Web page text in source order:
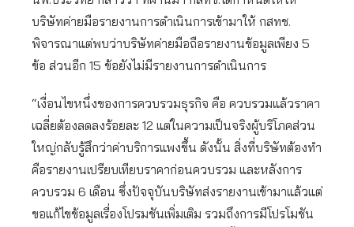
บริษัทค่ายมือรายงานการดำเนินการเข้ามาให้ กสทช.
พิจารณาแต่พบว่าบริษัทค่ายมือถือรายงานข้อมูลเพียง 5
ข้อ ส่วนอีก 15 ข้อยังไม่มีรายงานการดำเนินการ
“เงื่อนไขหนึ่งของการควบรวมธุรกิจ คือ ควบรวมแล้วราคา
เฉลี่ยต้องลดลงร้อยละ 12 แต่ในความเป็นจริงผู้บริโภคส่วน
ใหญ่กลับรู้สึกว่าค่าบริการแพงขึ้น ดังนั้น สิ่งที่บริษัทต้องทำ
คือรายงานเปรียบเทียบราคาก่อนควบรวม และหลังการ
ควบรวม 6 เดือน ซึ่งปัจจุบันบริษัทส่งรายงานเข้ามาแล้วแต่
ขอแก้ไขข้อมูลเรื่องโปรมชันเพิ่มเติม รวมถึงการมีโปรโมชัน